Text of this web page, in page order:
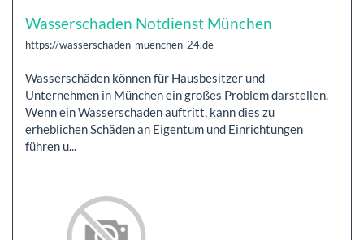
Wasserschaden Notdienst München
https://wasserschaden-muenchen-24.de
Wasserschäden können für Hausbesitzer und
Unternehmen in München ein großes Problem darstellen.
Wenn ein Wasserschaden auftritt, kann dies zu
erheblichen Schäden an Eigentum und Einrichtungen
führen u...